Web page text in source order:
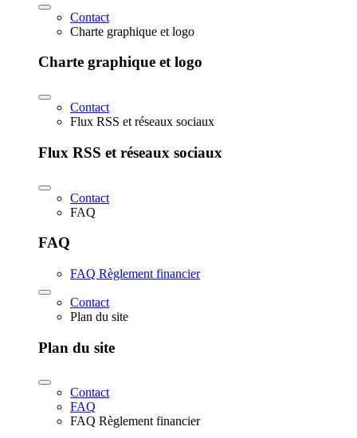
Contact
Charte graphique et logo
Charte graphique et logo
Contact
Flux RSS et réseaux sociaux
Flux RSS et réseaux sociaux
Contact
FAQ
FAQ
FAQ Règlement financier
Contact
Plan du site
Plan du site
Contact
FAQ
FAQ Règlement financier